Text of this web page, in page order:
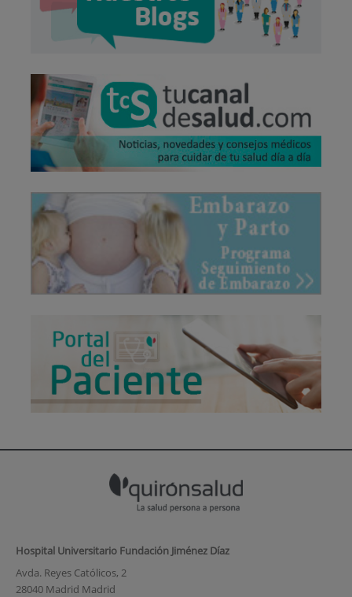
Hospital Universitario Fundación Jiménez Díaz
Avda. Reyes Católicos, 2
28040 Madrid Madrid